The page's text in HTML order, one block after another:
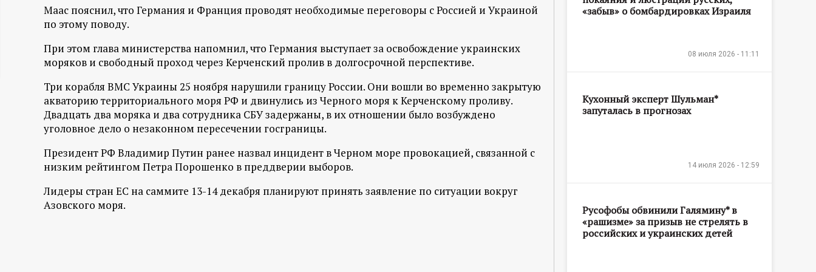
ц
и
н
н
ы
й
Маас пояснил, что Германия и Франция проводят необходимые переговоры с Россией и Украиной
по этому поводу.
При этом глава министерства напомнил, что Германия выступает за освобождение украинских
моряков и свободный проход через Керченский пролив в долгосрочной перспективе.
Три корабля ВМС Украины 25 ноября нарушили границу России. Они вошли во временно закрытую
акваторию территориального моря РФ и двинулись из Черного моря к Керченскому проливу.
Двадцать два моряка и два сотрудника СБУ задержаны, в их отношении было возбуждено
уголовное дело о незаконном пересечении госграницы.
Президент РФ Владимир Путин ранее назвал инцидент в Черном море провокацией, связанной с
низким рейтингом Петра Порошенко в преддверии выборов.
Лидеры стран ЕС на саммите 13-14 декабря планируют принять заявление по ситуации вокруг
Азовского моря.
«забыв» о бомбардировках Израиля
08 июля 2026 - 11:11
Кухонный эксперт Шульман*
запуталась в прогнозах
14 июля 2026 - 12:59
Русофобы обвинили Галямину* в
«рашизме» за призыв не стрелять в
российских и украинских детей